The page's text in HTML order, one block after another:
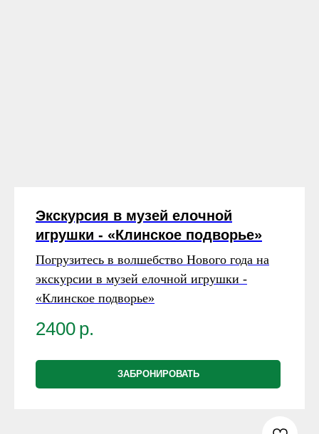
Экскурсия в музей елочной
игрушки - «Клинское подворье»
Погрузитесь в волшебство Нового года на
экскурсии в музей елочной игрушки -
«Клинское подворье»
2400 р.
ЗАБРОНИРОВАТЬ